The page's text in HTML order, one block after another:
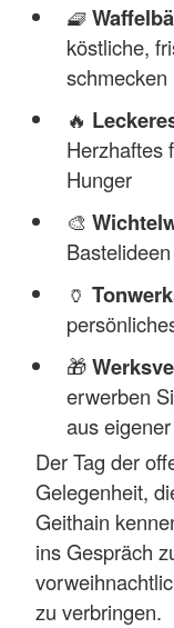
🧇
köstliche,
schmecken
🔥
Herzhaftes
Hunger
🎨
🏺
🎁
erwerben
aus
Der Tag der
Gelegenheit,
Geithain
ins Gespräch
zu verbringen.